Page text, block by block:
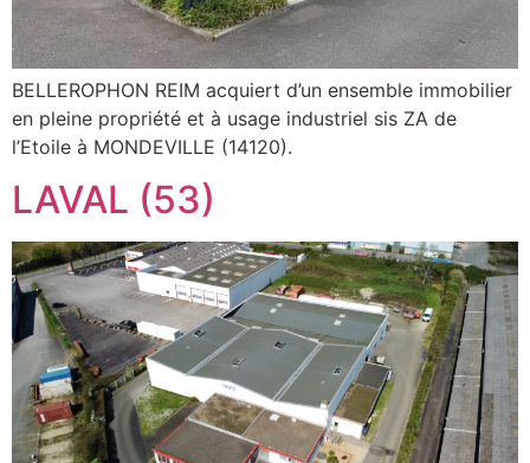
BELLEROPHON REIM acquiert d’un ensemble immobilier
en pleine propriété et à usage industriel sis ZA de
l’Etoile à MONDEVILLE (14120).
LAVAL (53)